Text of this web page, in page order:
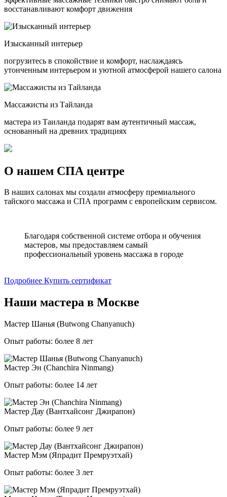
восстанавливают комфорт движения
Изысканный интерьер
погрузитесь в спокойствие и комфорт, наслаждаясь
утонченным интерьером и уютной атмосферой нашего салона
Массажисты из Тайланда
мастера из Таиланда подарят вам аутентичный массаж,
основанный на древних традициях
О нашем СПА центре
В наших салонах мы создали атмосферу премиального
тайского массажа и СПА программ с европейским сервисом.
Благодаря собственной системе отбора и обучения
мастеров, мы предоставляем самый
профессиональный уровень массажа в городе
Подробнее Купить сертификат
Наши мастера в Москве
Мастер Шанья (Butwong Chanyanuch)
Опыт работы: более 8 лет
Мастер Эн (Chanchira Ninmang)
Опыт работы: более 14 лет
Мастер Дау (Вантхайсонг Джирапон)
Опыт работы: более 9 лет
Мастер Мэм (Япрадит Премруэтхай)
Опыт работы: более 3 лет